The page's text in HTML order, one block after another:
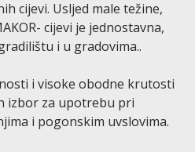
cijevi. Usljed male težine,
cijevi je jednostavna,
i u gradovima..
i visoke obodne krutosti
izbor za upotrebu pri
i pogonskim uvslovima.